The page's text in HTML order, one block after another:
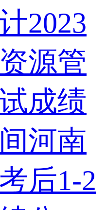
2023
源管
成绩
河南
后1-2